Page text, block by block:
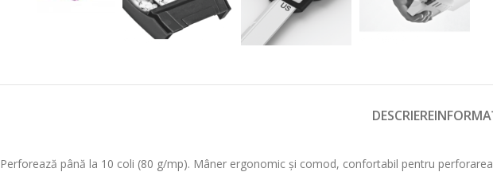
DESCRIERE
Perforează până la 10 coli (80 g/mp). Mâner ergonomic și comod, confortabil pentru